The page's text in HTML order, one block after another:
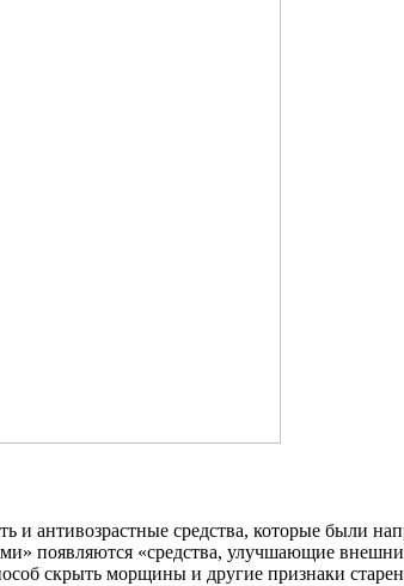
антивозрастные средства, которые были
появляются «средства, улучшающие
скрыть морщины и другие признаки